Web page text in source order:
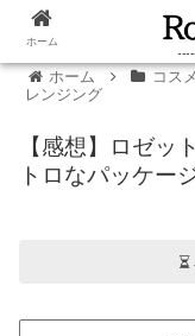
ホーム コス
レンジング
【感想】ロゼッ
トロなパッケー
ホーム